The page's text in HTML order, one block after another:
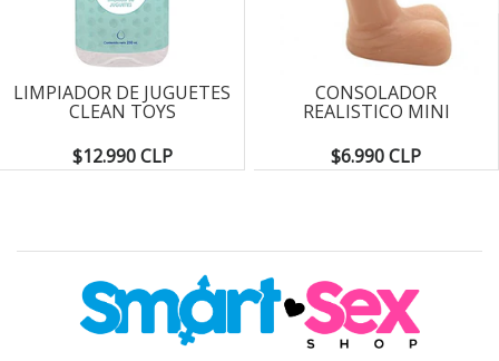
LIMPIADOR DE JUGUETES
CLEAN TOYS
$12.990 CLP
CONSOLADOR
REALISTICO MINI
$6.990 CLP